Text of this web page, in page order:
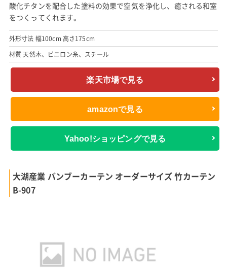
酸化チタンを配合した塗料の効果で空気を浄化し、癒される和室
をつくってくれます。
外形寸法 幅100cm 高さ175cm
材質 天然木、ビニロン糸、スチール
楽天市場で見る
amazonで見る
Yahoo!ショッピングで見る
大湖産業 バンブーカーテン オーダーサイズ 竹カーテン
B-907